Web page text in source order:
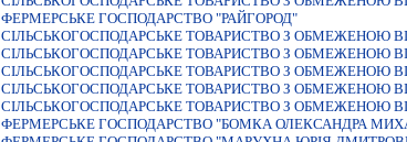
ФЕРМЕРСЬКЕ ГОСПОДАРСТВО "РАЙГОРОД"
СIЛЬСЬКОГОСПОДАРСЬКЕ ТОВАРИСТВО З ОБМЕЖЕНОЮ
СIЛЬСЬКОГОСПОДАРСЬКЕ ТОВАРИСТВО З ОБМЕЖЕНОЮ
СIЛЬСЬКОГОСПОДАРСЬКЕ ТОВАРИСТВО З
СIЛЬСЬКОГОСПОДАРСЬКЕ ТОВАРИСТВО З ОБМЕЖЕНОЮ
СІЛЬСЬКОГОСПОДАРСЬКЕ ТОВАРИСТВО З ОБМЕЖЕНОЮ
ФЕРМЕРСЬКЕ ГОСПОДАРСТВО "БОМКА ОЛЕКСАНДРА